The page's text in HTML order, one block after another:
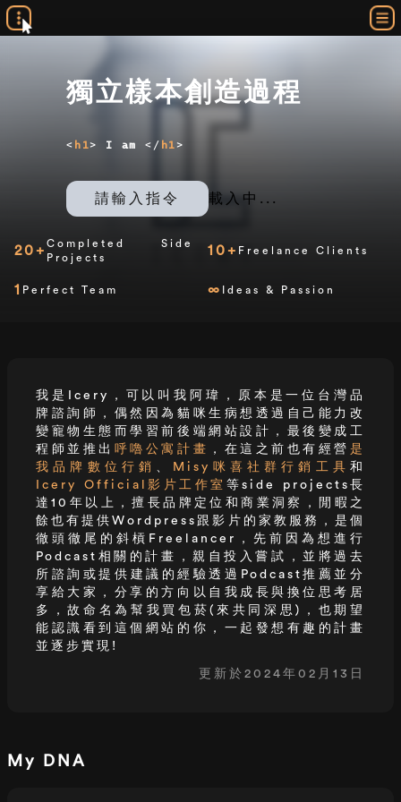
獨立樣本創造過程
< h1> I am </ h1>
請輸入指令 載入中...
20+ Completed Side
Projects
10+ Freelance Clients
1 Perfect Team ∞ Ideas & Passion
我是Icery，可以叫我阿瑋，原本是一位台灣品
牌諮詢師，偶然因為貓咪生病想透過自己能力改
變寵物生態而學習前後端網站設計，最後變成工
程師並推出 呼嚕公寓計畫 ，在這之前也有經營是
我品牌數位行銷 、 Misy咪喜社群行銷工具和
Icery Official影片工作室 等side projects長
達10年以上，擅長品牌定位和商業洞察，閒暇之
餘也有提供Wordpress跟影片的家教服務，是個
徹頭徹尾的斜槓Freelancer，先前因為想進行
Podcast相關的計畫，親自投入嘗試，並將過去
所諮詢或提供建議的經驗透過Podcast推薦並分
享給大家，分享的方向以自我成長與換位思考居
多，故命名為幫我買包菸(來共同深思)，也期望
能認識看到這個網站的你，一起發想有趣的計畫
並逐步實現!
更新於2024年02月13日
My DNA